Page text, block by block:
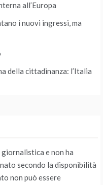
all’Europa
i nuovi ingressi, ma
della cittadinanza: l’Italia
e non ha
secondo la disponibilità
non può essere